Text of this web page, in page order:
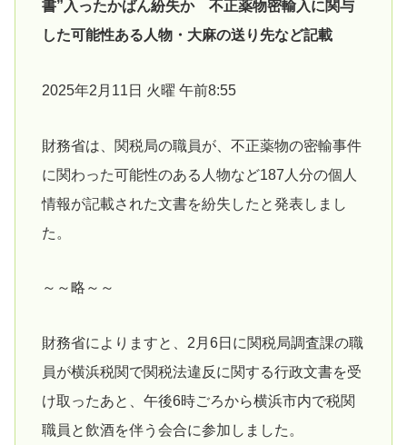
書”入ったかばん紛失か 不正薬物密輸入に関与
した可能性ある人物・大麻の送り先など記載
2025年2月11日 火曜 午前8:55
財務省は、関税局の職員が、不正薬物の密輸事件
に関わった可能性のある人物など187人分の個人
情報が記載された文書を紛失したと発表しまし
た。
～～略～～
財務省によりますと、2月6日に関税局調査課の職
員が横浜税関で関税法違反に関する行政文書を受
け取ったあと、午後6時ごろから横浜市内で税関
職員と飲酒を伴う会合に参加しました。